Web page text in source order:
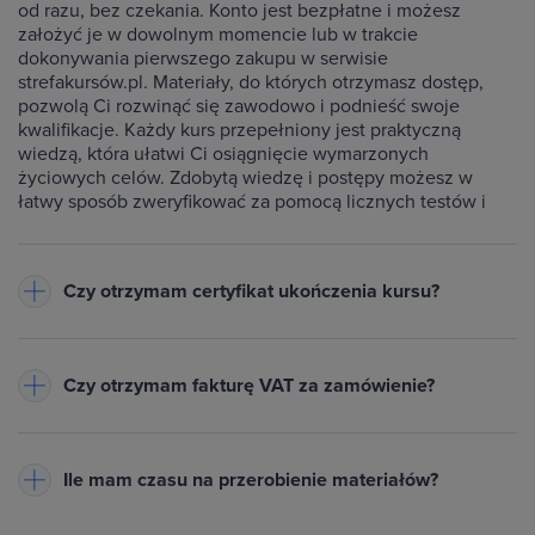
od razu, bez czekania. Konto jest bezpłatne i możesz
założyć je w dowolnym momencie lub w trakcie
dokonywania pierwszego zakupu w serwisie
strefakursów.pl. Materiały, do których otrzymasz dostęp,
pozwolą Ci rozwinąć się zawodowo i podnieść swoje
kwalifikacje. Każdy kurs przepełniony jest praktyczną
wiedzą, która ułatwi Ci osiągnięcie wymarzonych
życiowych celów. Zdobytą wiedzę i postępy możesz w
łatwy sposób zweryfikować za pomocą licznych testów i
Czy otrzymam certyfikat ukończenia kursu?
Twoim koncie w zakładce Certyfikaty. Warunkiem jego
data wystawienia i unikalny numer certyfikatu. Certyfikat
Czy otrzymam fakturę VAT za zamówienie?
zakupie. Pobierzesz ją z zakładki Historia zamówień na
Ile mam czasu na przerobienie materiałów?